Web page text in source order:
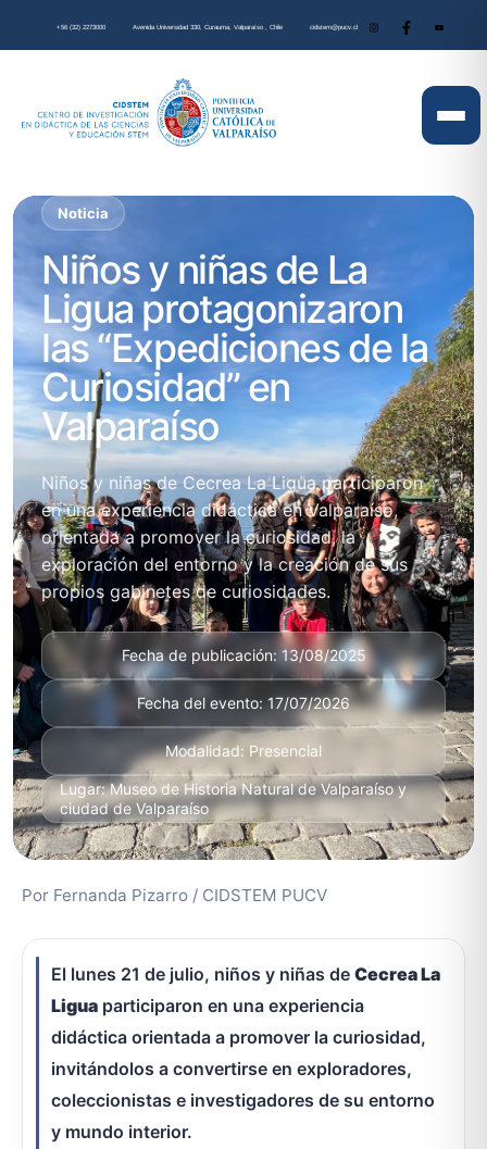
+56 (32) 2273000 Avenida Universidad 330, Curauma, Valparaíso , Chile cidstem@pucv.cl
Noticia
Niños y niñas de La
Ligua protagonizaron
las “Expediciones de la
Curiosidad” en
Valparaíso
Niños y niñas de Cecrea La Ligua participaron
en una experiencia didáctica en Valparaíso,
orientada a promover la curiosidad, la
exploración del entorno y la creación de sus
propios gabinetes de curiosidades.
Fecha de publicación: 13/08/2025
Fecha del evento: 17/07/2026
Modalidad: Presencial
Lugar: Museo de Historia Natural de Valparaíso y
ciudad de Valparaíso
Por Fernanda Pizarro / CIDSTEM PUCV
El lunes 21 de julio, niños y niñas de Cecrea La
Ligua participaron en una experiencia
didáctica orientada a promover la curiosidad,
invitándolos a convertirse en exploradores,
coleccionistas e investigadores de su entorno
y mundo interior.